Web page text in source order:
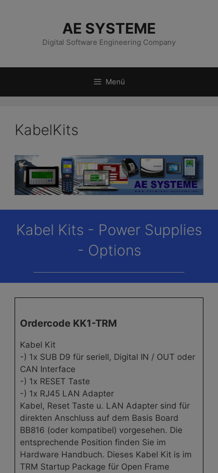
AE SYSTEME
Digital Software Engineering Company
Menü
KabelKits
Kabel Kits - Power Supplies
- Options
Ordercode KK1-TRM
Kabel Kit
-) 1x SUB D9 für seriell, Digital IN / OUT oder
CAN Interface
-) 1x RESET Taste
-) 1x RJ45 LAN Adapter
Kabel, Reset Taste u. LAN Adapter sind für
direkten Anschluss auf dem Basis Board
BB816 (oder kompatibel) vorgesehen. Die
entsprechende Position finden Sie im
Hardware Handbuch. Dieses Kabel Kit is im
TRM Startup Package für Open Frame